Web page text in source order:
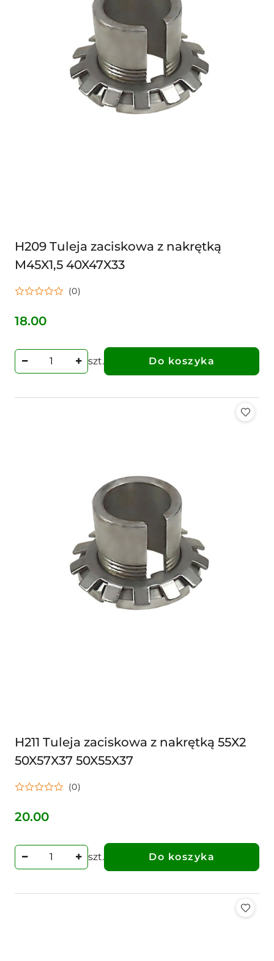
H209 Tuleja zaciskowa z nakrętką
M45X1,5 40X47X33
(0)
Cena:
18.00
szt. Do koszyka
H211 Tuleja zaciskowa z nakrętką 55X2
50X57X37 50X55X37
(0)
Cena:
20.00
szt. Do koszyka